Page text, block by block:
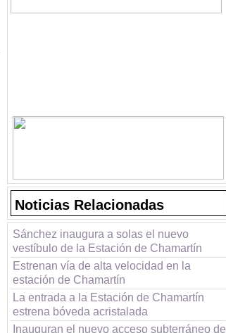
Noticias Relacionadas
Sánchez inaugura a solas el nuevo
vestíbulo de la Estación de Chamartín
Estrenan vía de alta velocidad en la
estación de Chamartín
La entrada a la Estación de Chamartín
estrena bóveda acristalada
Inauguran el nuevo acceso subterráneo de